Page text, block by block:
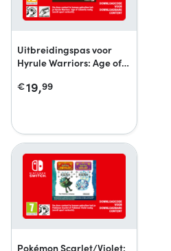
Uitbreidingspas voor
Hyrule Warriors: Age of
€19,99
Pokémon Scarlet/Violet: